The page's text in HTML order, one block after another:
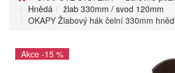
Hnědá
žlab 330mm / svod 120mm
OKAPY Žlabový hák čelní 330mm
Akce -15 %